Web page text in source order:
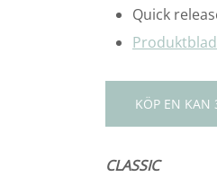
Quick
Produktblad
KÖP EN KAN
CLASSIC